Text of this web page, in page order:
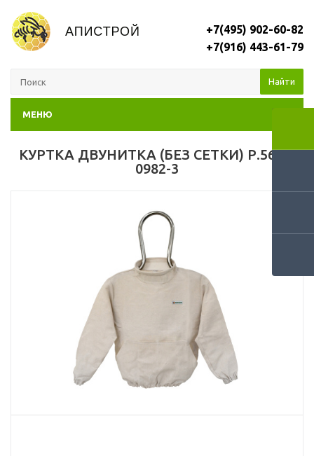
+7(495) 902-60-82
+7(916) 443-61-79
Найти
МЕНЮ
КУРТКА ДВУНИТКА (БЕЗ СЕТКИ) Р.56-58
0982-3